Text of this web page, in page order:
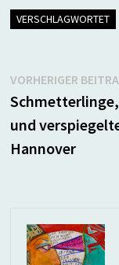
VERSCHLAGWORTET
VORHERIGER
und
Hannover